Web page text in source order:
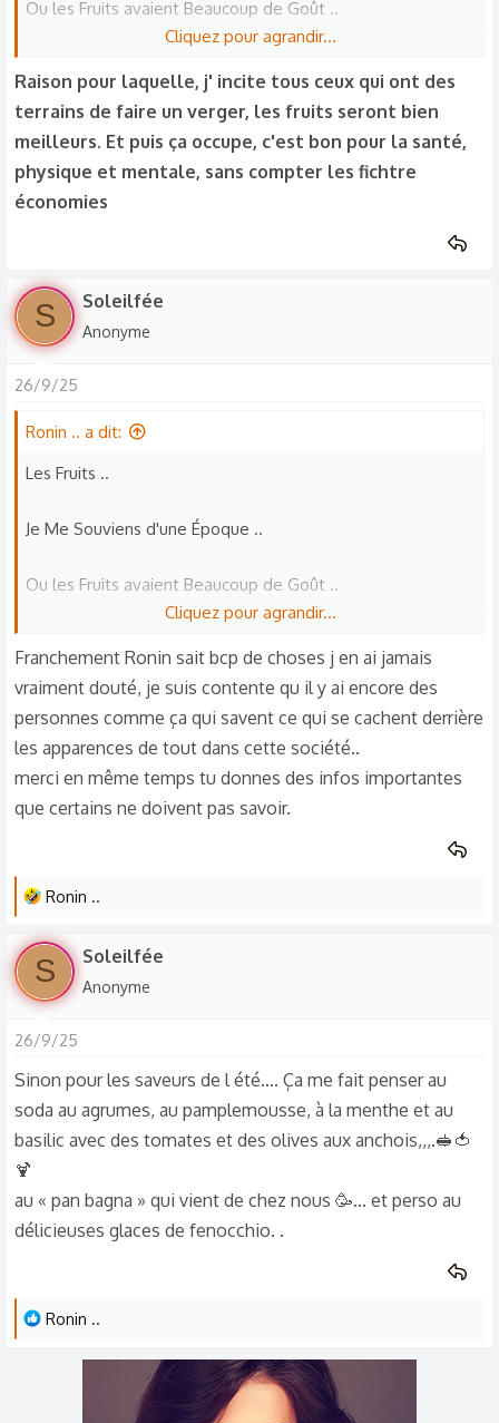
Donc Aujourd'hui on Paye Très Cher des Fruits Qui n'ont pas
Et j'imagine aussi Contiennent Moins De de Nutriments
essentiels ..
On a laissé Faire ..
Ou les Fruits avaient Beaucoup de Goût ..
Comparé aux Fruits de l'époque ..
Parce-que ils ont été Modifié Génétiquement pour Obtenir
des Fruits Qui Résistent Mieux aux Chambres Froides et
Aux Transports ..
Pour Faire encore plus de Pognon ..
Délicieuses et des Odeurs enivrante ..
Voir Pas Attiré par Cet Aliment (entre Autres) aux Vertus
Consistante Que Celles d'aujourd'hui ..
Donc Aujourd'hui on Paye Très Cher des Fruits Qui n'ont pas
de Goût ..
Et j'imagine aussi Contiennent Moins De Nutriments
essentiels ..
On a laissé Faire ..
Cliquez pour agrandir...
Raison pour laquelle, j' incite tous ceux qui ont des
terrains de faire un verger, les fruits seront bien
meilleurs. Et puis ça occupe, c'est bon pour la santé,
physique et mentale, sans compter les fichtre
économies
S Soleilfée
Anonyme
26/9/25
Ronin .. a dit:
Les Fruits ..
Je Me Souviens d'une Époque ..
Ou les Fruits avaient Beaucoup de Goût ..
Comparé aux Fruits de l'époque ..
Parce-que ils ont été Modifié Génétiquement pour Obtenir
des Fruits Qui Résistent Mieux aux Chambres Froides et
Aux Transports ..
Pour Faire encore plus de Pognon ..
Tt Ça Au détriment du Goût exceptionnel des Saveurs
Délicieuses et des Odeurs enivrante ..
Du Coup les Gens et les Jeunes en Particulier Sont Moins
extraordinaire ..
Ces Vertus Qui Rendaient les Personnes d'avant plus
Consistante Que Celles d'aujourd'hui ..
Donc Aujourd'hui on Paye Très Cher des Fruits Qui n'ont pas
Et j'imagine aussi Contiennent Moins De Nutriments
On a laissé Faire ..
Cliquez pour agrandir...
Franchement Ronin sait bcp de choses j en ai jamais
vraiment douté, je suis contente qu il y ai encore des
personnes comme ça qui savent ce qui se cachent derrière
les apparences de tout dans cette société..
merci en même temps tu donnes des infos importantes
que certains ne doivent pas savoir.
L
s
r
é
c
t
n
:
Ronin ..
S Soleilfée
Anonyme
26/9/25
Sinon pour les saveurs de l été…. Ça me fait penser au
soda au agrumes, au pamplemousse, à la menthe et au
basilic avec des tomates et des olives aux anchois,,,.🥪🍅
🍹
au « pan bagna » qui vient de chez nous 🥳… et perso au
délicieuses glaces de fenocchio. .
L
Ronin ..